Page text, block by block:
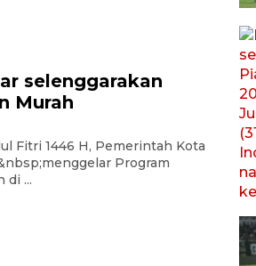
selenggarakan
Murah
Fitri 1446 H, Pemerintah Kota
Program
di ...